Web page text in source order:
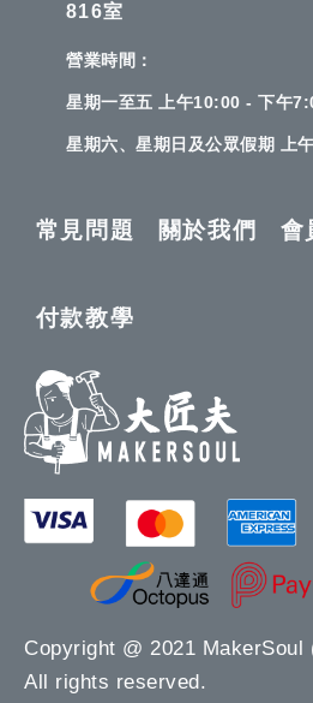
816室
營業時間：
星期一至五 上午10:00 - 下午
星期六、星期日及公眾假期 上
常見問題 關於我們 會
付款教學
Copyright @ 2021 MakerSoul
All rights reserved.